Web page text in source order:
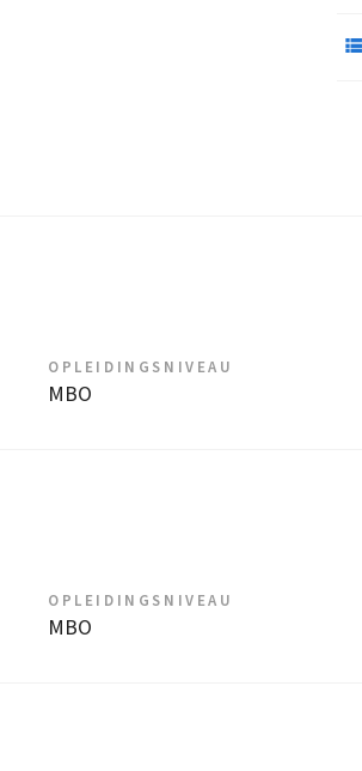
OPLEIDINGSNIVEAU
MBO
OPLEIDINGSNIVEAU
MBO